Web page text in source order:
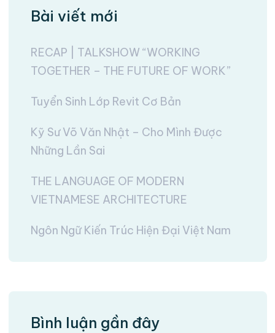
Bài viết mới
RECAP | TALKSHOW “WORKING
TOGETHER – THE FUTURE OF WORK”
Tuyển Sinh Lớp Revit Cơ Bản
Kỹ Sư Võ Văn Nhật – Cho Mình Được
Những Lần Sai
THE LANGUAGE OF MODERN
VIETNAMESE ARCHITECTURE
Ngôn Ngữ Kiến Trúc Hiện Đại Việt Nam
Bình luận gần đây